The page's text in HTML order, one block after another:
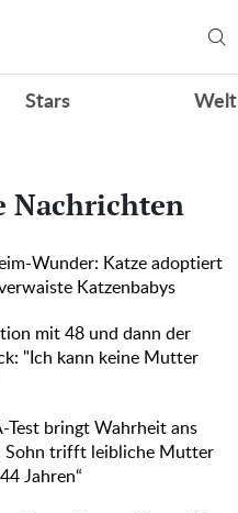
Stars Welt
Nachrichten
Wunder: Katze adoptiert
Katzenbabys
mit 48 und dann der
"Ich kann keine Mutter
Test bringt Wahrheit ans
Sohn trifft leibliche Mutter
Jahren“